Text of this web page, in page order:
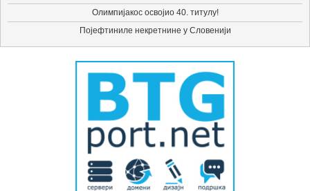
Олимпијакос освојио 40. титулу!
Појефтиниле некретнине у Словенији